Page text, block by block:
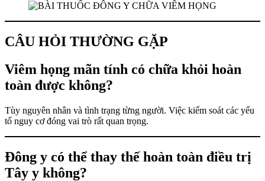
CÂU HỎI THƯỜNG GẶP
Viêm họng mãn tính có chữa khỏi hoàn
toàn được không?
Tùy nguyên nhân và tình trạng từng người. Việc kiểm soát các yếu
tố nguy cơ đóng vai trò rất quan trọng.
Đông y có thể thay thế hoàn toàn điều trị
Tây y không?